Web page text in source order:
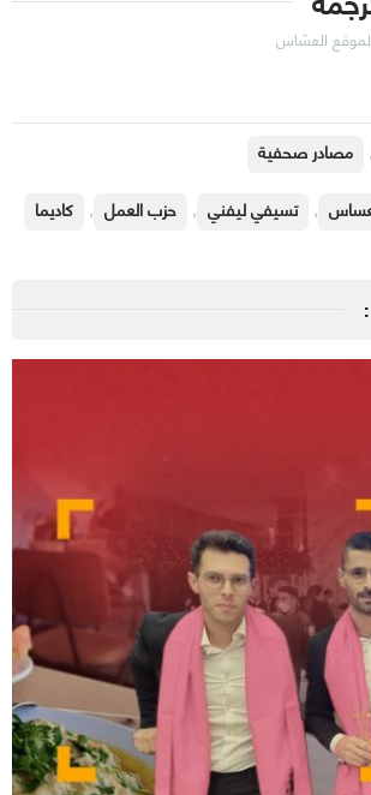
لموقع العسّاس
, مصادر صحفية
, تسيفي ليفني , حزب العمل , كاديما